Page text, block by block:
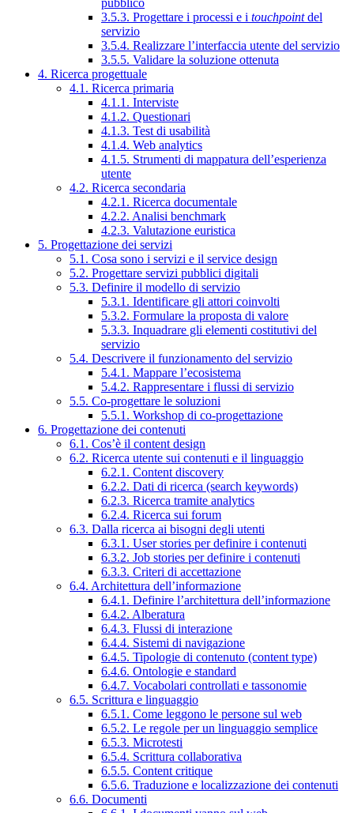
pubblico
3.5.3. Progettare i processi e i touchpointdel
servizio
3.5.4. Realizzare l’interfaccia utente del servizio
3.5.5. Validare la soluzione ottenuta
4. Ricerca progettuale
4.1. Ricerca primaria
4.1.1. Interviste
4.1.2. Questionari
4.1.3. Test di usabilità
4.1.4. Web analytics
4.1.5. Strumenti di mappatura dell’esperienza
utente
4.2. Ricerca secondaria
4.2.1. Ricerca documentale
4.2.2. Analisi benchmark
4.2.3. Valutazione euristica
5. Progettazione dei servizi
5.1. Cosa sono i servizi e il service design
5.2. Progettare servizi pubblici digitali
5.3. Definire il modello di servizio
5.3.1. Identificare gli attori coinvolti
5.3.2. Formulare la proposta di valore
5.3.3. Inquadrare gli elementi costitutivi del
servizio
5.4. Descrivere il funzionamento del servizio
5.4.1. Mappare l’ecosistema
5.4.2. Rappresentare i flussi di servizio
5.5. Co-progettare le soluzioni
5.5.1. Workshop di co-progettazione
6. Progettazione dei contenuti
6.1. Cos’è il content design
6.2. Ricerca utente sui contenuti e il linguaggio
6.2.1. Content discovery
6.2.2. Dati di ricerca (search keywords)
6.2.3. Ricerca tramite analytics
6.2.4. Ricerca sui forum
6.3. Dalla ricerca ai bisogni degli utenti
6.3.1. User stories per definire i contenuti
6.3.2. Job stories per definire i contenuti
6.3.3. Criteri di accettazione
6.4. Architettura dell’informazione
6.4.1. Definire l’architettura dell’informazione
6.4.2. Alberatura
6.4.3. Flussi di interazione
6.4.4. Sistemi di navigazione
6.4.5. Tipologie di contenuto (content type)
6.4.6. Ontologie e standard
6.4.7. Vocabolari controllati e tassonomie
6.5. Scrittura e linguaggio
6.5.1. Come leggono le persone sul web
6.5.2. Le regole per un linguaggio semplice
6.5.3. Microtesti
6.5.4. Scrittura collaborativa
6.5.5. Content critique
6.5.6. Traduzione e localizzazione dei contenuti
6.6. Documenti